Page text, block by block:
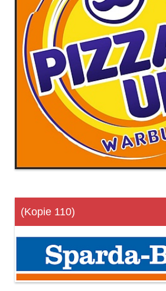
(Kopie 110)